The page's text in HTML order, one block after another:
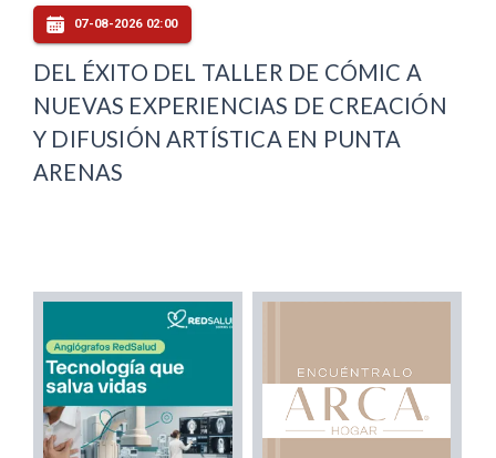
07-08-2026 02:00
DEL ÉXITO DEL TALLER DE CÓMIC A
NUEVAS EXPERIENCIAS DE CREACIÓN
Y DIFUSIÓN ARTÍSTICA EN PUNTA
ARENAS